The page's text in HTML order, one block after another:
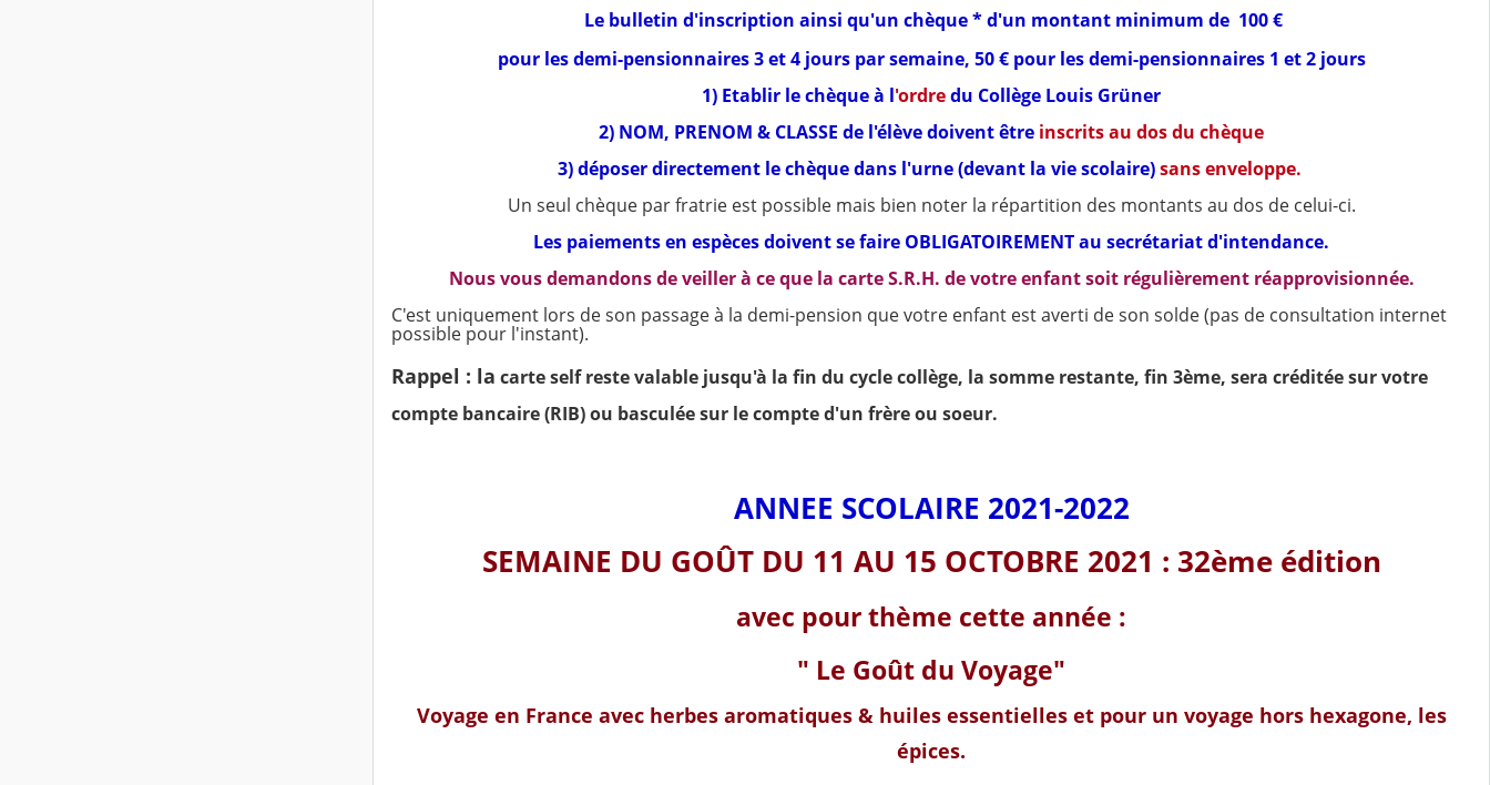
Le bulletin d'inscription ainsi qu'un chèque *d'un montant minimum de 100 €
pour les demi-pensionnaires 3 et 4 jours par semaine, 50 € pour les demi-pensionnaires 1 et 2 jours
1) Etablir le chèque à l'ordredu Collège Louis Grüner
2) NOM, PRENOM & CLASSE de l'élève doivent être inscrits au dos du chèque
3) déposer directement le chèque dans l'urne (devant la vie scolaire)sans enveloppe.
Un seul chèque par fratrie est possible mais bien noter la répartition des montants au dos de celui-ci.
Les paiements en espèces doivent se faire OBLIGATOIREMENT au secrétariat d'intendance.
Nous vous demandons de veiller à ce que la carte S.R.H. de votre enfant soit régulièrement réapprovisionnée.
C'est uniquement lors de son passage à la demi-pension que votre enfant est averti de son solde (pas de consultation internet
possible pour l'instant).
Rappel : la carte self reste valable jusqu'à la fin du cycle collège, la somme restante, fin 3ème, sera créditée sur votre
compte bancaire (RIB) ou basculée sur le compte d'un frère ou soeur.
ANNEE SCOLAIRE 2021-2022
SEMAINE DU GOÛT DU 11 AU 15 OCTOBRE 2021 : 32ème édition
avec pour thème cette année :
" Le Goût du Voyage"
Voyage en France avec herbes aromatiques & huiles essentielles et pour un voyage hors hexagone, les
épices.